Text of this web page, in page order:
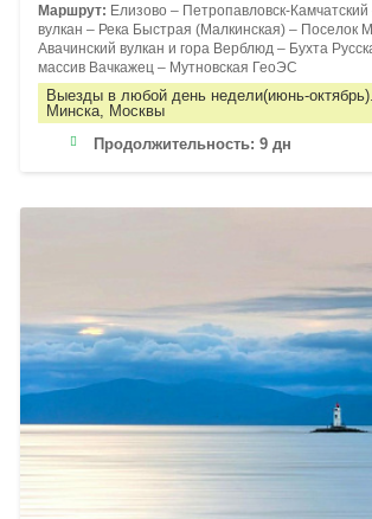
Маршрут: Елизово – Петропавловск-
вулкан – Река Быстрая (Малкинская) – Поселок
Авачинский вулкан и гора Верблюд – Бухта
массив Вачкажец – Мутновская ГеоЭС
Выезды в любой день недели(июнь-
Минска, Москвы
Продолжительность: 9 дн